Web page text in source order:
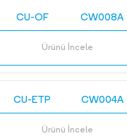
CU-OF CW008A
Ürünü İncele
CU-ETP CW004A
Ürünü İncele